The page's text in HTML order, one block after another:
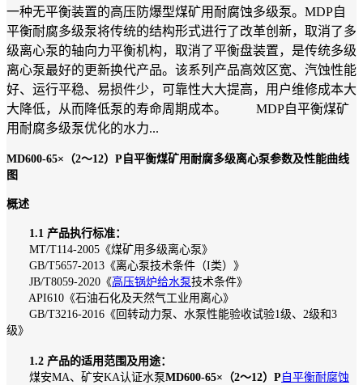
一种无平衡装置的高压防爆型煤矿用耐腐蚀多级泵。MDP自
平衡耐腐多级泵将传统的结构形式进行了改革创新，取消了多
级离心泵的轴向力平衡机构，取消了平衡盘装置，是传统多级
离心泵最好的更新换代产品。该系列产品高效区宽、汽蚀性能
好、运行平稳、易损件少，可靠性大大提高，用户维修成本大
大降低，从而降低泵的寿命周期成本。 MDP自平衡煤矿
用耐腐多级泵优化的水力...
MD600-65×（2～12）P自平衡煤矿用耐腐多级离心泵参数及性能曲线
图
概述
1.1 产品执行标准：
MT/T114-2005《煤矿用多级离心泵》
GB/T5657-2013《离心泵技术条件（I类）》
JB/T8059-2020《高压锅炉给水泵技术条件》
API610《石油石化及天然气工业用离心》
GB/T3216-2016《回转动力泵、水泵性能验收试验1级、2级和3
级》
1.2 产品的适用范围及用途：
煤安MA、矿安KA认证水泵MD600-65×（2～12）P 自平衡耐腐蚀